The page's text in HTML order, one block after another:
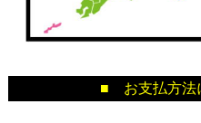
■ お支払方法